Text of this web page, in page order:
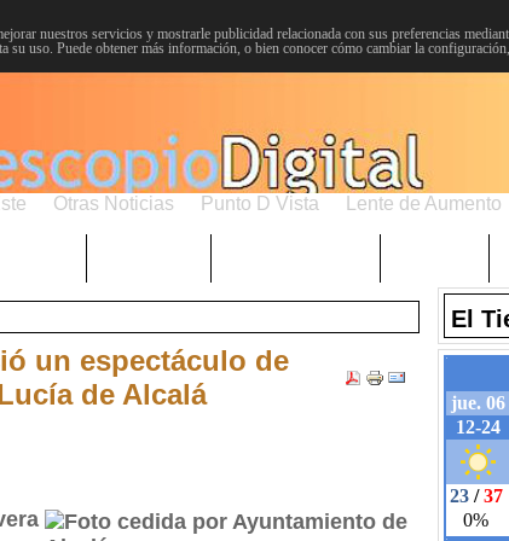
nuestros servicios y mostrarle publicidad relacionada con sus preferencias
su uso. Puede obtener más información, o bien conocer cómo cambiar la
Otras Noticias Punto D Vista Lente de Aumento
un espectáculo de
de Alcalá
El